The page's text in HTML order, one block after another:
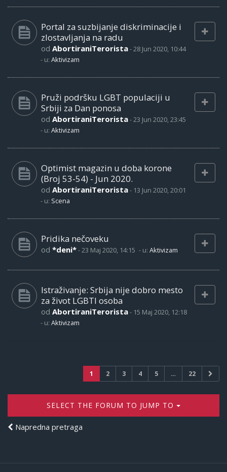
Portal za suzbijanje diskriminacije i
zlostavljanja na radu
od AbortiraniTerorista-28 Jun 2020, 10:44
- u: Aktivizam
Pruži podršku LGBT populaciji u
Srbiji za Dan ponosa
od AbortiraniTerorista-23 Jun 2020, 23:45
- u: Aktivizam
Optimist magazin u doba korone
(Broj 53-54) - Jun 2020.
od AbortiraniTerorista- 13 Jun 2020, 20:01
- u: Scena
Pridika nečoveku
od *deni*-23 Maj 2020, 14:15 - u: Aktivizam
Istraživanje: Srbija nije dobro mesto
za život LGBTI osoba
od AbortiraniTerorista- 15 Maj 2020, 12:18
- u: Aktivizam
1 2 3 4 5 … 22
SELECT THE FORUM TO JUMP TO
Napredna pretraga